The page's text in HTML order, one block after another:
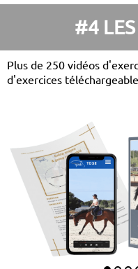
#4 LES
Plus de 250 vidéos
d'exercices